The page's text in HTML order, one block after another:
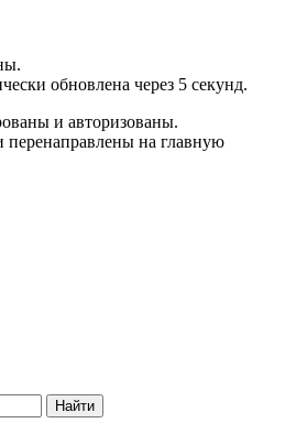
обновлена через 5 секунд.
и авторизованы.
перенаправлены на главную